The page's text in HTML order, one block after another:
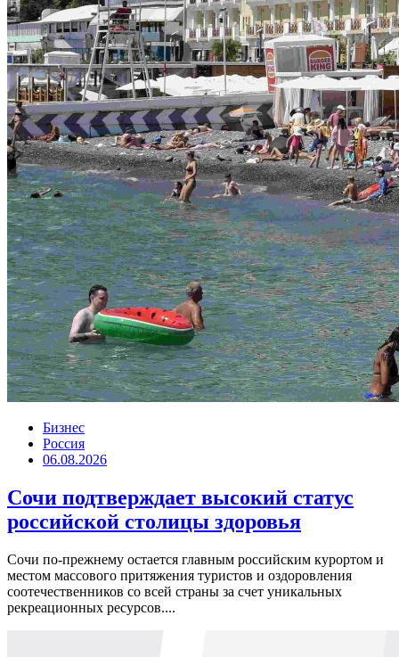
Бизнес
Россия
06.08.2026
Сочи подтверждает высокий статус
российской столицы здоровья
Сочи по-прежнему остается главным российским курортом и
местом массового притяжения туристов и оздоровления
соотечественников со всей страны за счет уникальных
рекреационных ресурсов....